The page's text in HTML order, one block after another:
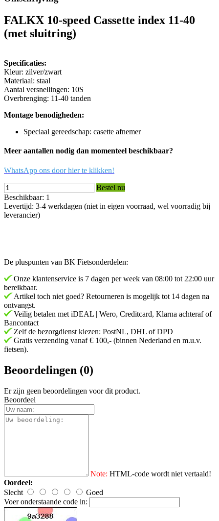
FALKX 10-speed Cassette index 11-40
(met sluitring)
Specificaties:
Kleur: zilver/zwart
Materiaal: staal
Aantal versnellingen: 10S
Overbrenging: 11-40 tanden
Montage benodigheden:
Speciaal gereedschap: casette afnemer
Meer aantallen nodig dan momenteel beschikbaar?
WhatsApp ons door hier te klikken!
Bestel nu
Beschikbaar: 1
Levertijd: 3-4 werkdagen (niet in eigen voorraad, wel voorradig bij
leverancier)
De pluspunten van BK Fietsonderdelen:
Onze klantenservice is 7 dagen per week van 08:00 tot 22:00 uur
bereikbaar.
Artikel toch niet goed? Retourneren is mogelijk tot 14 dagen na
ontvangst.
Veilig betalen met iDEAL | Wero, Creditcard, Klarna achteraf of
Bancontact
Zelf de bezorgdienst kiezen: PostNL, DHL of DPD
Gratis verzending vanaf € 100,- (binnen Nederland en m.u.v.
fietsen).
Beoordelingen (0)
Er zijn geen beoordelingen voor dit product.
Beoordeel
Note: HTML-code wordt niet vertaald!
Oordeel:
Slecht
Goed
Voer onderstaande code in: